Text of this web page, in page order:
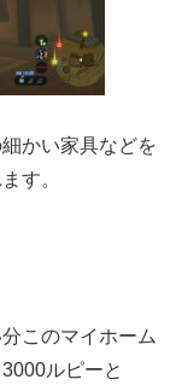
かい家具などを
す。
このマイホーム
ルピーと